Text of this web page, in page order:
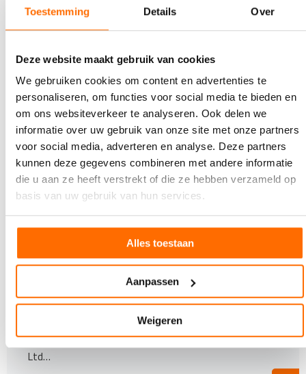
Toestemming Details Over
Deze website maakt gebruik van cookies
We gebruiken cookies om content en advertenties te
personaliseren, om functies voor social media te bieden en
om ons websiteverkeer te analyseren. Ook delen we
informatie over uw gebruik van onze site met onze partners
voor social media, adverteren en analyse. Deze partners
kunnen deze gegevens combineren met andere informatie
die u aan ze heeft verstrekt of die ze hebben verzameld op
basis van uw gebruik van hun services.
Alles toestaan
Aanpassen
Weigeren
Ontvang de gratis nieuwsbrief van PRINTmatters
Lees ook
6 DECEMBER 2023
Brother Industries (U.K.) Ltd bereikt tien jaar
productie zonder restafval in Europa
Sinds 2013 is er vanuit de recycling- en
remanufacturing-faciliteit van Brother Industries (U.K.)
Ltd…